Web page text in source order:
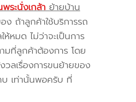
ระนั่งเกล้าย้ายบ้าน
ง ถ้าลูกค้าใช้บริการรถ
หมด ไม่ว่าจะเป็นการ
มที่ลูกค้าต้องการ โดย
ลเรื่องการขนย้ายของ
บ เท่านั้นพอครับ ที่